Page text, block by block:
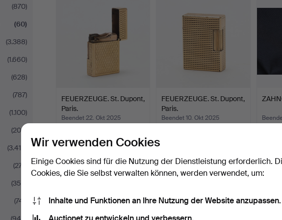
(870)
(60)
(3.388)
(1.660)
(628)
(787)
(1.100)
(208)
(3.410)
(277)
(356)
(741)
FEUERZEUGE. St. Dupont,
Paris.
Beendet 22. Okt 2025
58 USD
FEUERZEUGE. St. Dupont,
Paris.
Beendet 10. Okt 2025
Wir verwenden Cookies
Einige Cookies sind für die Nutzung der Dienstleistung erforderlich.
Cookies, die Sie selbst verwalten können, werden verwendet, um:
Inhalte und Funktionen an Ihre Nutzung der Website anzupassen.